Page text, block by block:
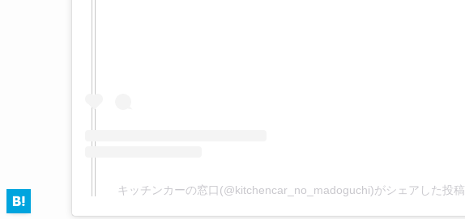
キッチンカーの窓口(@kitchencar_no_madoguchi)がシェアした投稿